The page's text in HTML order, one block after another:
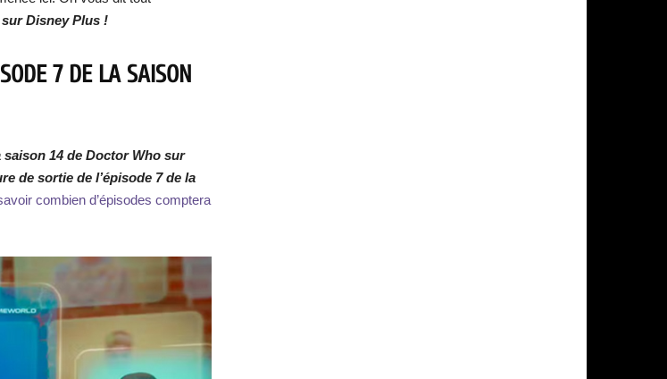
Disney Plus !
7 DE LA SAISON
saison 14 de Doctor Who sur
de sortie de l’épisode 7 de la
combien d’épisodes comptera